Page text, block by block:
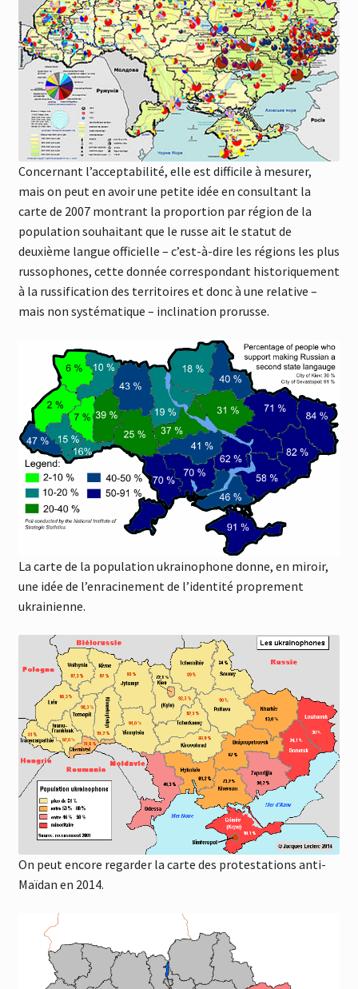
Concernant l’acceptabilité, elle est difficile à mesurer,
mais on peut en avoir une petite idée en consultant la
carte de 2007 montrant la proportion par région de la
population souhaitant que le russe ait le statut de
deuxième langue officielle – c’est-à-dire les régions les plus
russophones, cette donnée correspondant historiquement
à la russification des territoires et donc à une relative –
mais non systématique – inclination prorusse.
La carte de la population ukrainophone donne, en miroir,
une idée de l’enracinement de l’identité proprement
ukrainienne.
On peut encore regarder la carte des protestations anti-
Maïdan en 2014.